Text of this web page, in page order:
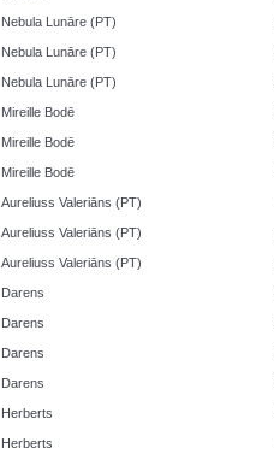
Nebula Lunāre (PT)
Nebula Lunāre (PT)
Nebula Lunāre (PT)
Mireille Bodē
Mireille Bodē
Mireille Bodē
Aureliuss Valeriāns (PT)
Aureliuss Valeriāns (PT)
Aureliuss Valeriāns (PT)
Darens
Darens
Darens
Darens
Herberts
Herberts